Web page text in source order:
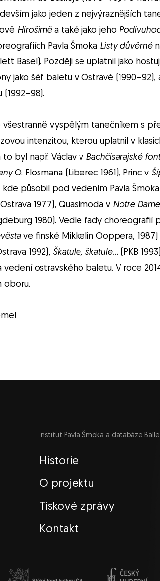
jako jeden z nejvýraznějších
Hirošiměa také jako jeho
Pavla Šmoka Listy důvěrné
Basel). Později se uplatnil jako
jako šéf baletu v Ostravě
všestranně vyspělým tanečníkem s
intenzitou, kterou uplatnil v
to byl např. Václav v Bachčisarajské
O. Flosmana (Liberec 1961), Princ v
kde působil pod vedením Pavla
1977), Quasimoda v Notre
1980). Vedle řady choreografií
ve finské Mikkelin Ooppera, 1987)
1992), Škatule, škatule… (PKB
vedení ostravského baletu. V roce
oboru.
Navigace
Institut Pavla Šmoka a databáze
Historie
O projektu
Tiskové zprávy
Kontakt